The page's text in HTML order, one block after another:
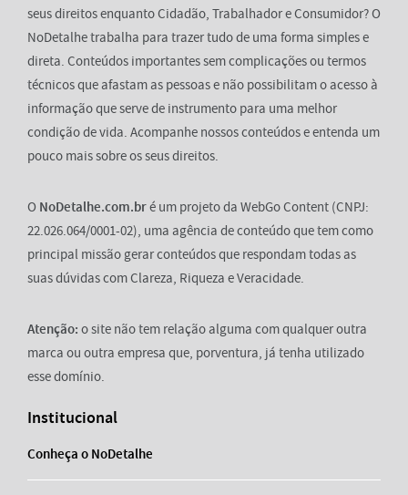
seus direitos enquanto Cidadão, Trabalhador e Consumidor? O
NoDetalhe trabalha para trazer tudo de uma forma simples e
direta. Conteúdos importantes sem complicações ou termos
técnicos que afastam as pessoas e não possibilitam o acesso à
informação que serve de instrumento para uma melhor
condição de vida. Acompanhe nossos conteúdos e entenda um
pouco mais sobre os seus direitos.
O NoDetalhe.com.bré um projeto da WebGo Content (CNPJ:
22.026.064/0001-02), uma agência de conteúdo que tem como
principal missão gerar conteúdos que respondam todas as
suas dúvidas com Clareza, Riqueza e Veracidade.
Atenção: o site não tem relação alguma com qualquer outra
marca ou outra empresa que, porventura, já tenha utilizado
esse domínio.
Institucional
Conheça o NoDetalhe